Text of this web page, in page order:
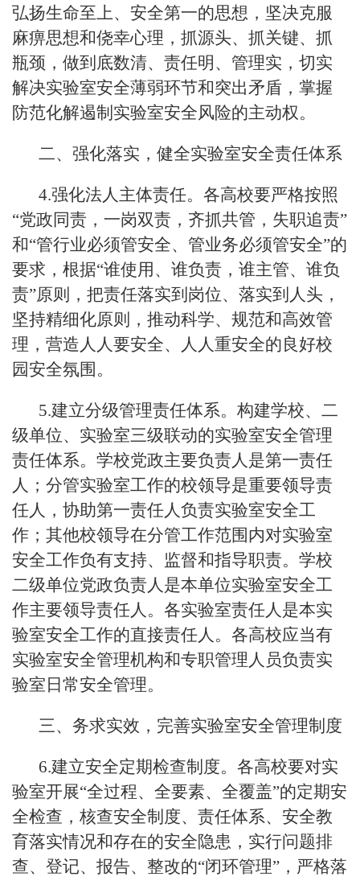
弘扬生命至上、安全第一的思想，坚决克服
麻痹思想和侥幸心理，抓源头、抓关键、抓
瓶颈，做到底数清、责任明、管理实，切实
解决实验室安全薄弱环节和突出矛盾，掌握
防范化解遏制实验室安全风险的主动权。
二、强化落实，健全实验室安全责任体系
4.强化法人主体责任。各高校要严格按照
“党政同责，一岗双责，齐抓共管，失职追责”
和“管行业必须管安全、管业务必须管安全”的
要求，根据“谁使用、谁负责，谁主管、谁负
责”原则，把责任落实到岗位、落实到人头，
坚持精细化原则，推动科学、规范和高效管
理，营造人人要安全、人人重安全的良好校
园安全氛围。
5.建立分级管理责任体系。构建学校、二
级单位、实验室三级联动的实验室安全管理
责任体系。学校党政主要负责人是第一责任
人；分管实验室工作的校领导是重要领导责
任人，协助第一责任人负责实验室安全工
作；其他校领导在分管工作范围内对实验室
安全工作负有支持、监督和指导职责。学校
二级单位党政负责人是本单位实验室安全工
作主要领导责任人。各实验室责任人是本实
验室安全工作的直接责任人。各高校应当有
实验室安全管理机构和专职管理人员负责实
验室日常安全管理。
三、务求实效，完善实验室安全管理制度
6.建立安全定期检查制度。各高校要对实
验室开展“全过程、全要素、全覆盖”的定期安
全检查，核查安全制度、责任体系、安全教
育落实情况和存在的安全隐患，实行问题排
查、登记、报告、整改的“闭环管理”，严格落